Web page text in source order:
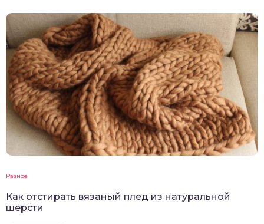
Разное
Как отстирать вязаный плед из натуральной
шерсти